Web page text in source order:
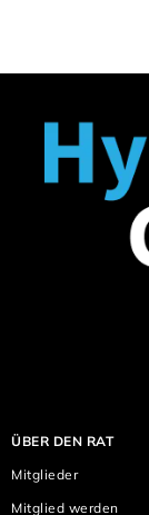
ÜBER DEN RAT
Mitglieder
Mitglied werden